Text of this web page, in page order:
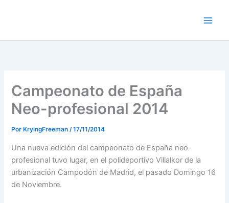
Campeonato de España
Neo-profesional 2014
Por KryingFreeman/17/11/2014
Una nueva edición del campeonato de España neo-
profesional tuvo lugar, en el polideportivo Villalkor de la
urbanización Campodón de Madrid, el pasado Domingo 16
de Noviembre.